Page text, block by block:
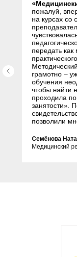
пожалуй,
на курсах со
передать
грамотно –
обучения
чтобы найти
проходила
занятости».
позволили
Семёнова
Медицинский